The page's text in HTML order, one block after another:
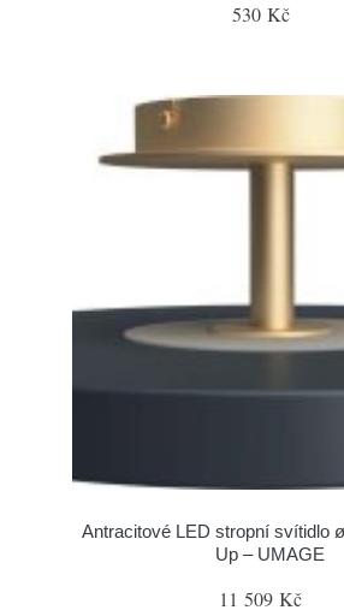
530 Kč
Antracitové LED stropní svítidlo
Up – UMAGE
11 509 Kč